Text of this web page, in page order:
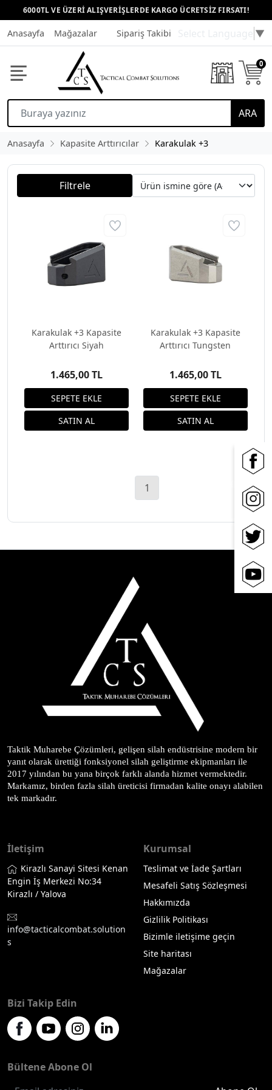
6000TL VE ÜZERİ ALIŞVERİŞLERDE KARGO ÜCRETSİZ FIRSATI!
Anasayfa Mağazalar Sipariş Takibi Müşteri Hizmetleri
▼
ARA
0
Anasayfa Kapasite Arttırıcılar Karakulak +3
Filtrele
Karakulak +3 Kapasite
Arttırıcı Siyah
1.465,00 TL
Karakulak +3 Kapasite
Arttırıcı Tungsten
1.465,00 TL
1
Taktik Muharebe Çözümleri, gelişen silah endüstrisine modern bir
yanıt olarak ürettiği fonksiyonel silah geliştirme ekipmanları ile
2017 yılından bu yana birçok farklı alanda hizmet vermektedir.
Markamız, birden fazla silah üreticisi firmadan kalite onayı alabilen
tek markadır.
İletişim
Kirazlı Sanayi Sitesi Kenan
Engin İş Merkezi No:34
Kirazlı / Yalova
info@tacticalcombat.solution
s
Kurumsal
Teslimat ve İade Şartları
Mesafeli Satış Sözleşmesi
Hakkımızda
Gizlilik Politikası
Bizimle iletişime geçin
Site haritası
Mağazalar
Bizi Takip Edin
Bültene Abone Ol